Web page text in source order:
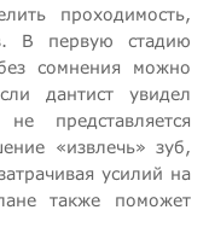
проходимость,
В первую стадию
сомнения можно
дантист увидел
представляется
«извлечь» зуб,
усилий на
также поможет